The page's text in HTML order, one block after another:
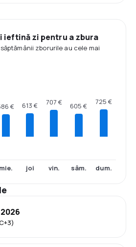
ieftină zi pentru a zbura
zborurile au cele mai
€
mie.
613 €
joi
707 €
vin.
605 €
sâm.
725 €
dum.